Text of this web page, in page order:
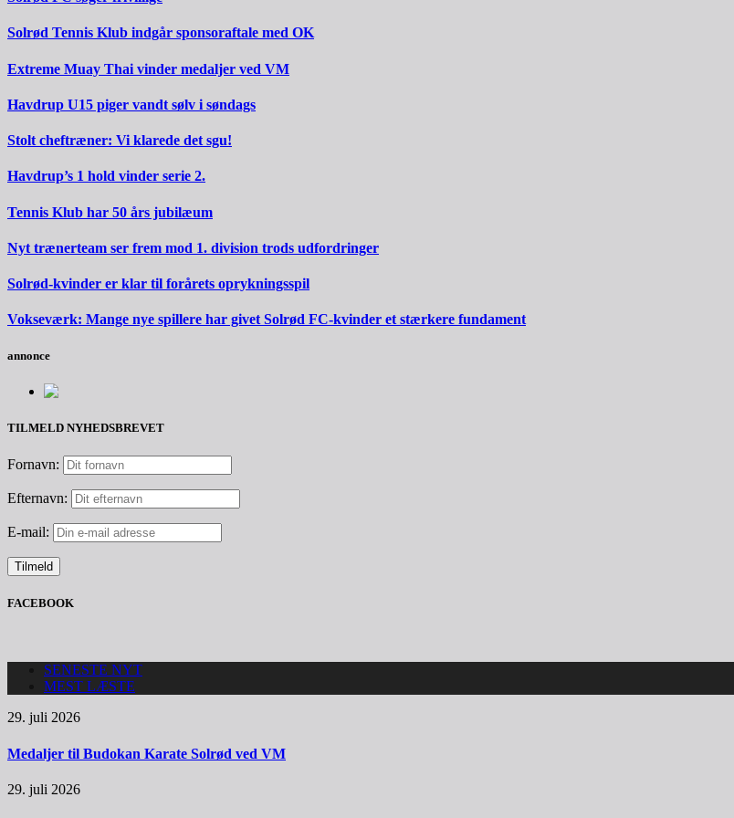
Solrød Tennis Klub indgår sponsoraftale med OK
Extreme Muay Thai vinder medaljer ved VM
Havdrup U15 piger vandt sølv i søndags
Stolt cheftræner: Vi klarede det sgu!
Havdrup’s 1 hold vinder serie 2.
Tennis Klub har 50 års jubilæum
Nyt trænerteam ser frem mod 1. division trods udfordringer
Solrød-kvinder er klar til forårets oprykningsspil
Vokseværk: Mange nye spillere har givet Solrød FC-kvinder et stærkere fundament
annonce
TILMELD NYHEDSBREVET
Fornavn:
Efternavn:
E-mail:
FACEBOOK
SENESTE NYT
MEST LÆSTE
29. juli 2026
Medaljer til Budokan Karate Solrød ved VM
29. juli 2026